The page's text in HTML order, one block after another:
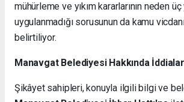
mühürleme ve yıkım kararlarının neden üç
uygulanmadığı sorusunun da kamu
belirtiliyor.
Manavgat Belediyesi Hakkında İddialar
Şikâyet sahipleri, konuyla ilgili bilgi ve